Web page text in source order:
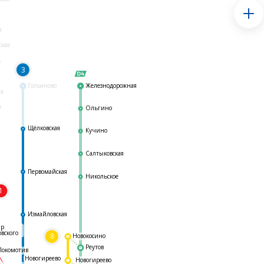
Гольяново
3
8
Железнодорожная
Ольгино
Кучино
Салтыковская
Никольское
Реутов
Измайловская
Первомайская
Щёлковская
Новогиреево
Новогиреево
Новокосино